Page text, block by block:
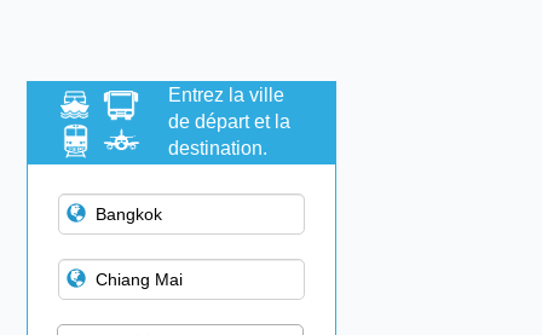
Entrez la ville
de départ et la
destination.